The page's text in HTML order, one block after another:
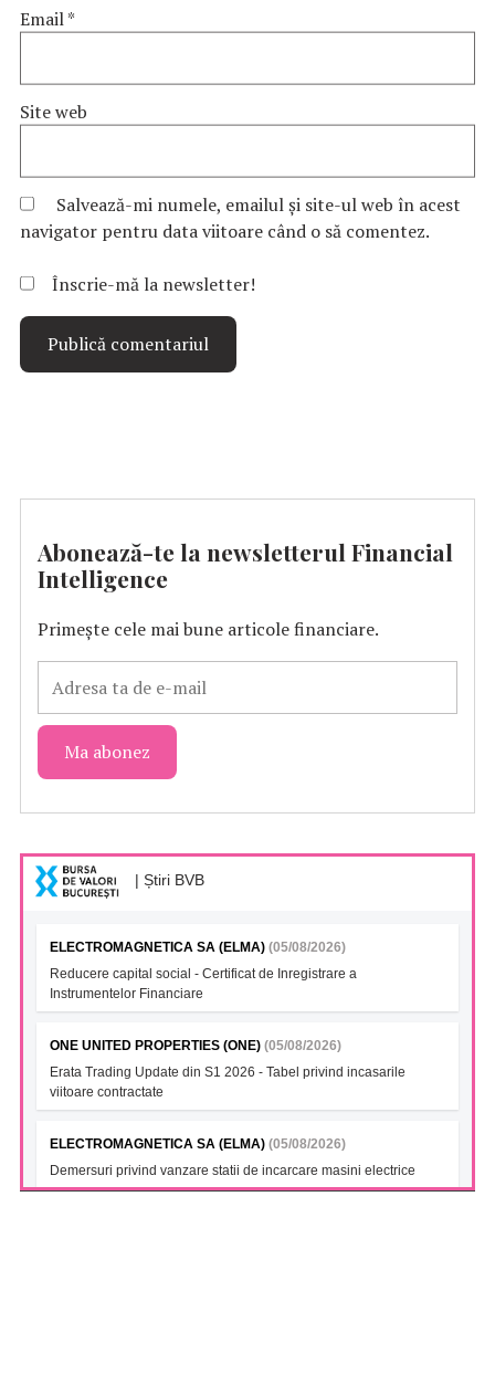
Email*
Site web
Salvează-mi numele, emailul și site-ul web în acest
navigator pentru data viitoare când o să comentez.
Înscrie-mă la newsletter!
Abonează-te la newsletterul Financial
Intelligence
Primește cele mai bune articole financiare.
| Știri BVB
ELECTROMAGNETICA SA (ELMA) (05/08/2026)
Reducere capital social - Certificat de Inregistrare a
Instrumentelor Financiare
ONE UNITED PROPERTIES (ONE) (05/08/2026)
Erata Trading Update din S1 2026 - Tabel privind incasarile
viitoare contractate
ELECTROMAGNETICA SA (ELMA) (05/08/2026)
Demersuri privind vanzare statii de incarcare masini electrice